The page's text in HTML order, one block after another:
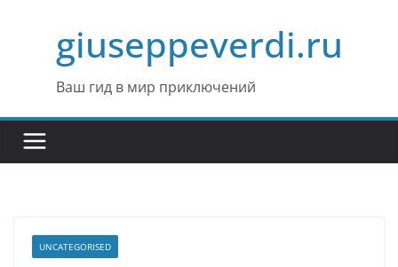
содержимомуgiuseppeverdi.ru
Ваш гид в мир приключений
UNCATEGORISED